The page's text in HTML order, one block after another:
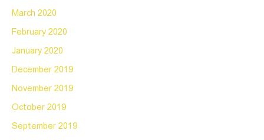
March 2020
February 2020
January 2020
December 2019
November 2019
October 2019
September 2019